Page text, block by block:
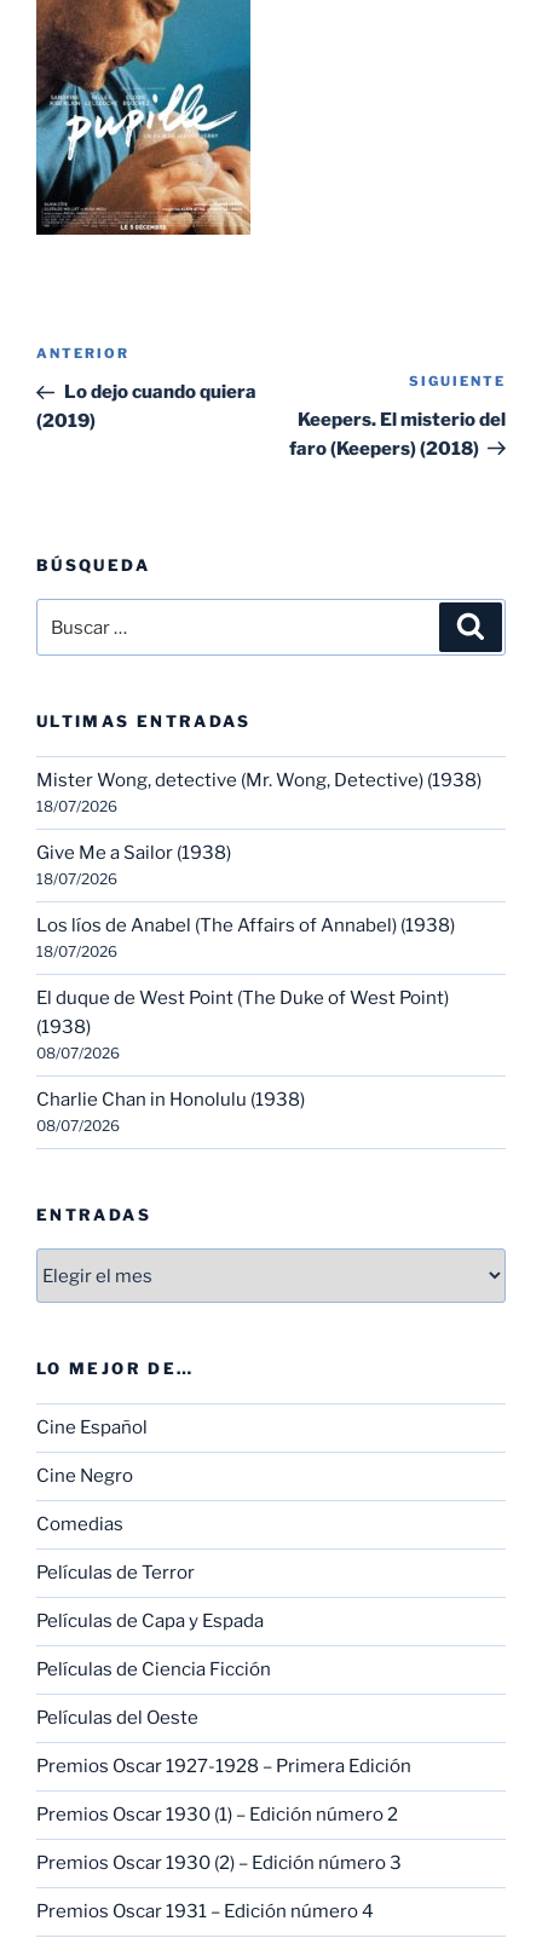
Navegación
entradas
Entrada
anterior:
ANTERIOR
Lo dejo cuando quiera
(2019)
SIGUIENTE
Keepers. El misterio del
faro (Keepers) (2018)
BÚSQUEDA
por:
ULTIMAS ENTRADAS
Mister Wong, detective (Mr. Wong, Detective) (1938)
18/07/2026
Give Me a Sailor (1938)
18/07/2026
Los líos de Anabel (The Affairs of Annabel) (1938)
18/07/2026
El duque de West Point (The Duke of West Point)
(1938)
08/07/2026
Charlie Chan in Honolulu (1938)
08/07/2026
ENTRADAS
LO MEJOR DE…
Cine Español
Cine Negro
Comedias
Películas de Terror
Películas de Capa y Espada
Películas de Ciencia Ficción
Películas del Oeste
Premios Oscar 1927-1928 – Primera Edición
Premios Oscar 1930 (1) – Edición número 2
Premios Oscar 1930 (2) – Edición número 3
Premios Oscar 1931 – Edición número 4